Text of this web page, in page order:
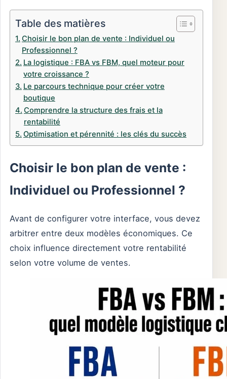
Table des matières
Choisir le bon plan de vente : Individuel ou
Professionnel ?
La logistique : FBA vs FBM, quel moteur pour
votre croissance ?
Le parcours technique pour créer votre
boutique
Comprendre la structure des frais et la
rentabilité
Optimisation et pérennité : les clés du succès
Choisir le bon plan de vente :
Individuel ou Professionnel ?
Avant de configurer votre interface, vous devez
arbitrer entre deux modèles économiques. Ce
choix influence directement votre rentabilité
selon votre volume de ventes.